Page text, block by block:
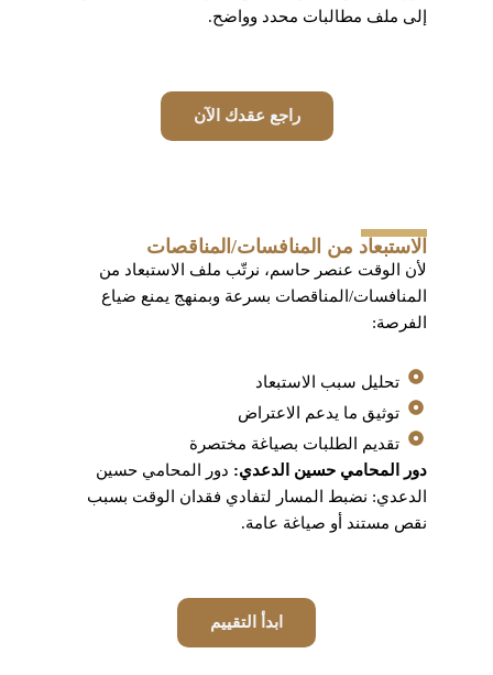
إلى ملف مطالبات محدد وواضح.
راجع عقدك الآن
الاستبعاد من المنافسات/المناقصات
لأن الوقت عنصر حاسم، نرتّب ملف الاستبعاد من
المنافسات/المناقصات بسرعة وبمنهج يمنع ضياع
الفرصة:
تحليل سبب الاستبعاد
توثيق ما يدعم الاعتراض
تقديم الطلبات بصياغة مختصرة
دور المحامي حسين الدعدي: دور المحامي حسين
الدعدي: نضبط المسار لتفادي فقدان الوقت بسبب
نقص مستند أو صياغة عامة.
ابدأ التقييم